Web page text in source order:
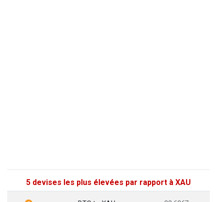
5 devises les plus élevées par rapport à XAU